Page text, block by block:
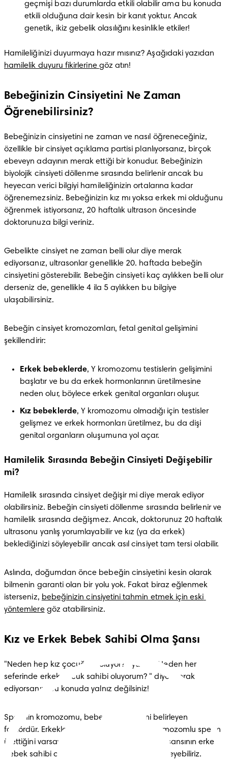
geçmişi bazı durumlarda etkili olabilir ama bu konuda
etkili olduğuna dair kesin bir kanıt yoktur. Ancak
genetik, ikiz gebelik olasılığını kesinlikle etkiler!
hamilelik duyuru fikirlerine göz atın!
Bebeğinizin Cinsiyetini Ne Zaman
Öğrenebilirsiniz?
Bebeğinizin cinsiyetini ne zaman ve nasıl öğreneceğiniz,
özellikle bir cinsiyet açıklama partisi planlıyorsanız, birçok
ebeveyn adayının merak ettiği bir konudur. Bebeğinizin
biyolojik cinsiyeti döllenme sırasında belirlenir ancak bu
heyecan verici bilgiyi hamileliğinizin ortalarına kadar
öğrenemezsiniz. Bebeğinizin kız mı yoksa erkek mi olduğunu
öğrenmek istiyorsanız, 20 haftalık ultrason öncesinde
doktorunuza bilgi veriniz.
Gebelikte cinsiyet ne zaman belli olur diye merak
ediyorsanız, ultrasonlar genellikle 20. haftada bebeğin
cinsiyetini gösterebilir. Bebeğin cinsiyeti kaç aylıkken belli olur
derseniz de, genellikle 4 ila 5 aylıkken bu bilgiye
ulaşabilirsiniz.
Bebeğin cinsiyet kromozomları, fetal genital gelişimini
şekillendirir:
Erkek bebeklerde, Y kromozomu testislerin gelişimini
başlatır ve bu da erkek hormonlarının üretilmesine
neden olur, böylece erkek genital organları oluşur.
Kız bebeklerde, Y kromozomu olmadığı için testisler
gelişmez ve erkek hormonları üretilmez, bu da dişi
genital organların oluşumuna yol açar.
Hamilelik Sırasında Bebeğin Cinsiyeti Değişebilir
mi?
Hamilelik sırasında cinsiyet değişir mi diye merak ediyor
olabilirsiniz. Bebeğin cinsiyeti döllenme sırasında belirlenir ve
hamilelik sırasında değişmez. Ancak, doktorunuz 20 haftalık
ultrasonu yanlış yorumlayabilir ve kız (ya da erkek)
beklediğinizi söyleyebilir ancak asıl cinsiyet tam tersi olabilir.
Aslında, doğumdan önce bebeğin cinsiyetini kesin olarak
bilmenin garanti olan bir yolu yok. Fakat biraz eğlenmek
isterseniz, bebeğinizin cinsiyetini tahmin etmek için eski
yöntemlere göz atabilirsiniz.
Kız ve Erkek Bebek Sahibi Olma Şansı
"Neden hep kız çocuğum oluyor? " ya da "Neden her
seferinde erkek çocuk sahibi oluyorum? " diye merak
ediyorsanız, bu konuda yalnız değilsiniz!
Spermin kromozomu, bebeğin cinsiyetini belirleyen
faktördür. Erkeklerin eşit miktarda X ve Y kromozomlu sperm
ürettiğini varsayarsak, kız bebek sahibi olma şansının erkek
bebek sahibi olma şansına eşit olduğunu söyleyebiliriz.